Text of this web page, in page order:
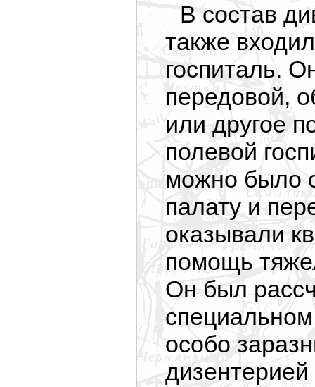
В состав
также
госпиталь.
передовой,
или другое
полевой
можно было
палату и
оказывали
помощь
Он был
особо